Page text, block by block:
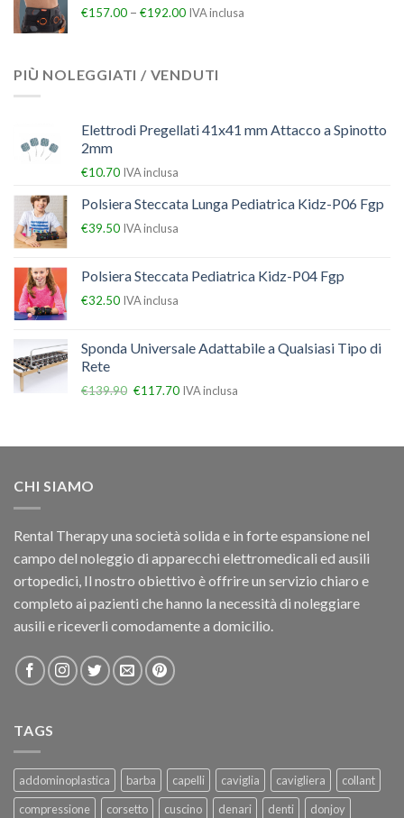
€157.00 – €192.00 IVA inclusa
PIÙ NOLEGGIATI / VENDUTI
Elettrodi Pregellati 41x41 mm Attacco a Spinotto
2mm
€10.70 IVA inclusa
Polsiera Steccata Lunga Pediatrica Kidz-P06 Fgp
€39.50 IVA inclusa
Polsiera Steccata Pediatrica Kidz-P04 Fgp
€32.50 IVA inclusa
Sponda Universale Adattabile a Qualsiasi Tipo di
Rete
€139.90 €117.70 IVA inclusa
CHI SIAMO
Rental Therapy una società solida e in forte espansione nel
campo del noleggio di apparecchi elettromedicali ed ausili
ortopedici, Il nostro obiettivo è offrire un servizio chiaro e
completo ai pazienti che hanno la necessità di noleggiare
ausili e riceverli comodamente a domicilio.
TAGS
addominoplastica barba capelli caviglia cavigliera
collant
compressione
corsetto cuscino denari denti
donjoy